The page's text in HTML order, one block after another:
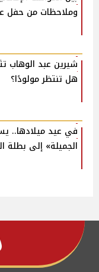
وملاحظات من حفل
شيرين عبد الوهاب
هل تنتظر مولودًا؟
في عيد ميلادها..
الجميلة» إلى بطلة